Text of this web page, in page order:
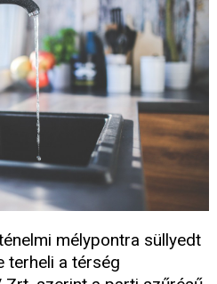
mélypontra süllyedt
terheli a térség